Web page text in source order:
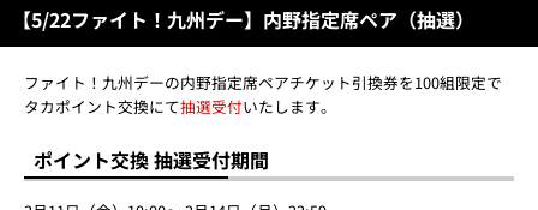
【5/22ファイト！九州デー】内野指定席ペア（抽選）
ファイト！九州デーの内野指定席ペアチケット引換券を100組限定で
タカポイント交換にて抽選受付いたします。
ポイント交換 抽選受付期間